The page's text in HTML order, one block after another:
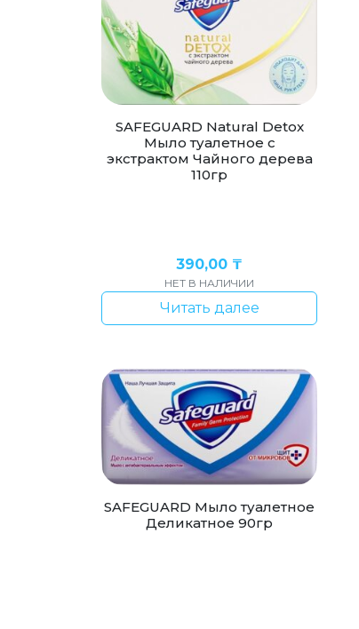
SAFEGUARD Natural Detox
Мыло туалетное с
экстрактом Чайного дерева
110гр
390,00 ₸
НЕТ В НАЛИЧИИ
Читать далее
SAFEGUARD Мыло туалетное
Деликатное 90гр